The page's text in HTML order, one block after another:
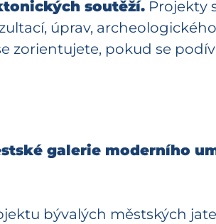
soutěží. Projekty
úprav, archeologického
zorientujete, pokud se
galerie moderního
bývalých městských